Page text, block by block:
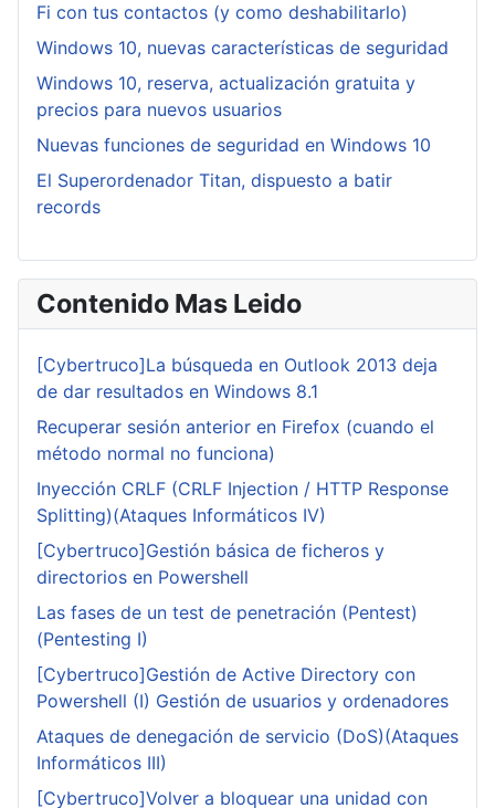
Fi con tus contactos (y como deshabilitarlo)
Windows 10, nuevas características de seguridad
Windows 10, reserva, actualización gratuita y
precios para nuevos usuarios
Nuevas funciones de seguridad en Windows 10
El Superordenador Titan, dispuesto a batir
records
Contenido Mas Leido
[Cybertruco]La búsqueda en Outlook 2013 deja
de dar resultados en Windows 8.1
Recuperar sesión anterior en Firefox (cuando el
método normal no funciona)
Inyección CRLF (CRLF Injection / HTTP Response
Splitting)(Ataques Informáticos IV)
[Cybertruco]Gestión básica de ficheros y
directorios en Powershell
Las fases de un test de penetración (Pentest)
(Pentesting I)
[Cybertruco]Gestión de Active Directory con
Powershell (I) Gestión de usuarios y ordenadores
Ataques de denegación de servicio (DoS)(Ataques
Informáticos III)
[Cybertruco]Volver a bloquear una unidad con